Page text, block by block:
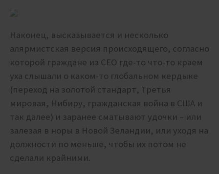
Наконец, высказывается и несколько
алярмистская версия происходящего, согласно
которой граждане из CEO где-то что-то краем
уха слышали о каком-то глобальном кердыке
(переход на золотой стандарт, Третья
мировая, Нибиру, гражданская война в США и
так далее) и заранее сматывают удочки – или
залезая в норы в Новой Зеландии, или уходя на
должности по меньше, чтобы их потом не
сделали крайними.